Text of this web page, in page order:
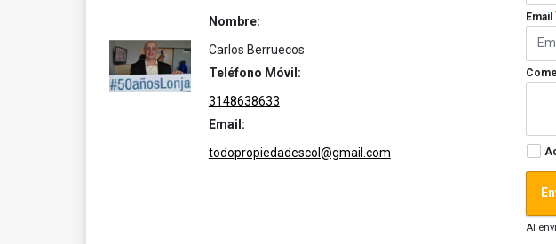
Nombre:
Carlos Berruecos
Teléfono Móvil:
3148638633
Email:
todopropiedadescol@gmail.com
Email
Al